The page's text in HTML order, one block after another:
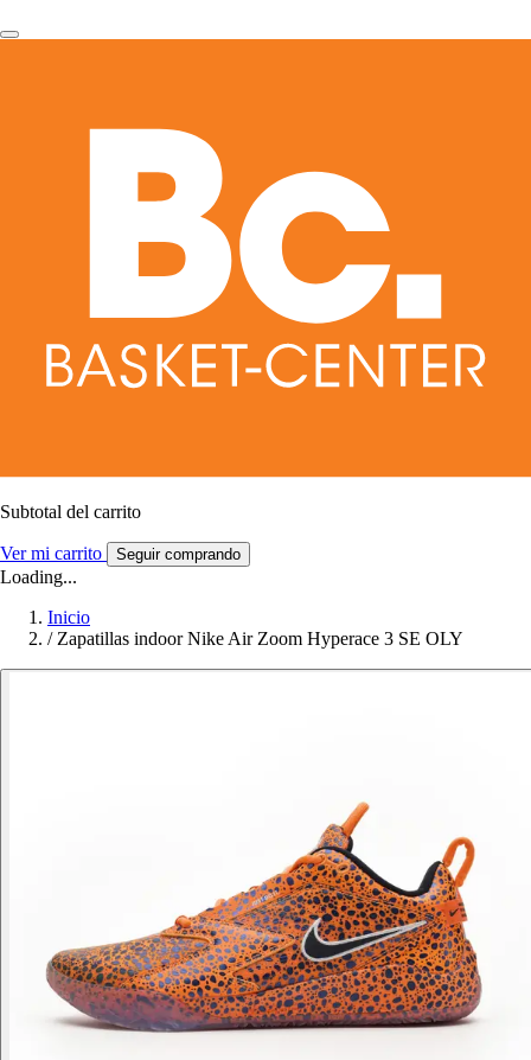
Subtotal del carrito
Ver mi carrito Seguir comprando
Loading...
Inicio
/ Zapatillas indoor Nike Air Zoom Hyperace 3 SE OLY